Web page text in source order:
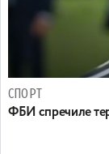
СПОРТ
ФБИ спречиле